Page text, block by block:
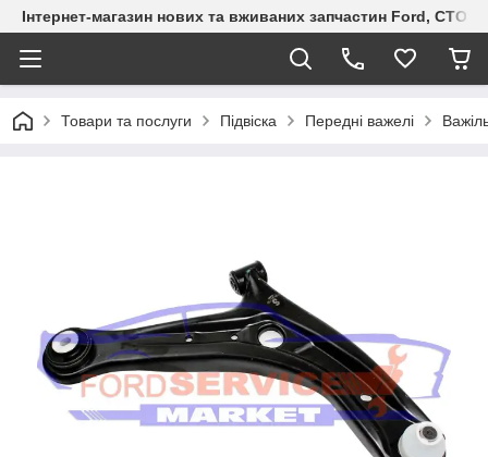
Інтернет-магазин нових та вживаних запчастин Ford, СТО
Товари та послуги Підвіска Передні важелі